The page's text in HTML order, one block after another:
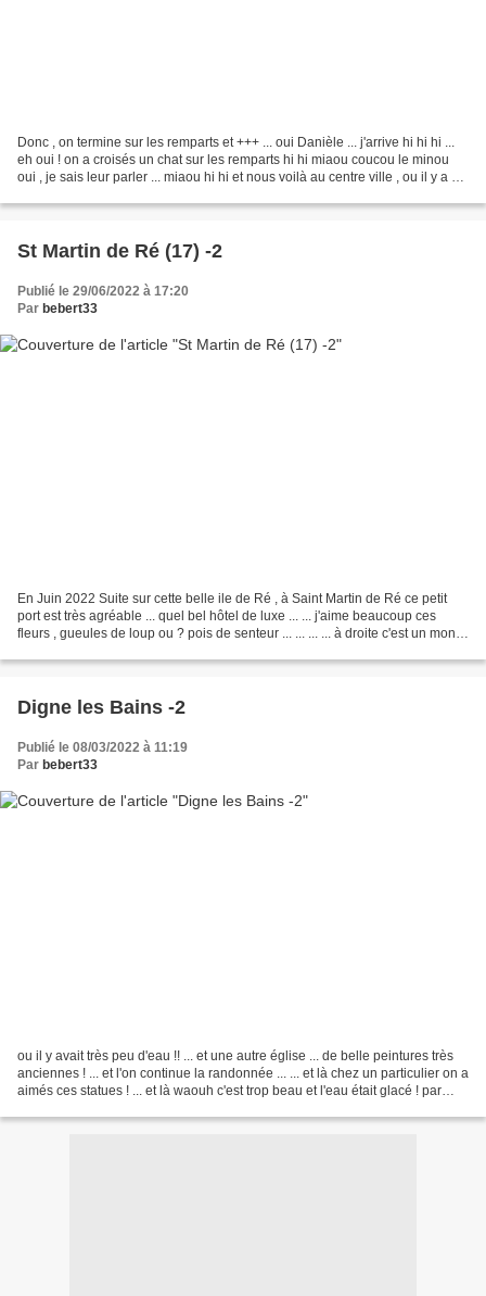
Donc , on termine sur les remparts et +++ ... oui Danièle ... j'arrive hi hi hi ...
eh oui ! on a croisés un chat sur les remparts hi hi miaou coucou le minou
oui , je sais leur parler ... miaou hi hi et nous voilà au centre ville , ou il y a de
St Martin de Ré (17) -2
Publié le 29/06/2022 à 17:20
Par bebert33
En Juin 2022 Suite sur cette belle ile de Ré , à Saint Martin de Ré ce petit
port est très agréable ... quel bel hôtel de luxe ... ... j'aime beaucoup ces
fleurs , gueules de loup ou ? pois de senteur ... ... ... ... à droite c'est un monte
Digne les Bains -2
Publié le 08/03/2022 à 11:19
Par bebert33
ou il y avait très peu d'eau !! ... et une autre église ... de belle peintures très
anciennes ! ... et l'on continue la randonnée ... ... et là chez un particulier on a
aimés ces statues ! ... et là waouh c'est trop beau et l'eau était glacé ! par